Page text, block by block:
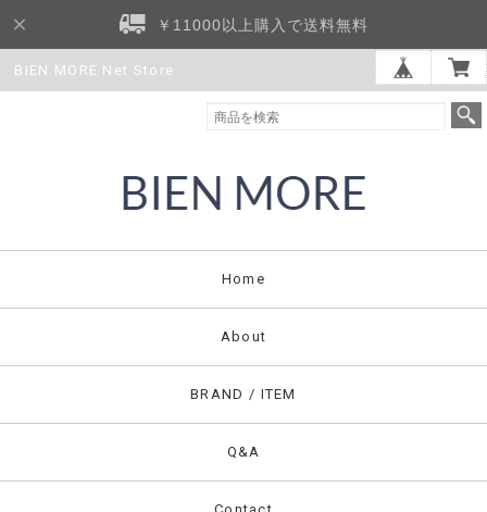
￥11000以上購入で送料無料
BIEN MORE Net Store
Home
About
BRAND / ITEM
Q&A